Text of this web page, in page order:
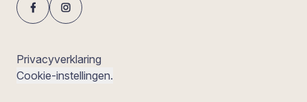
Privacyverklaring
Cookie-instellingen.